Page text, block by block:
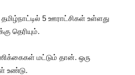
5 ஊராட்சிகள் உள்ளது
தெரியும்.
மட்டும் தான். ஒரு
உண்டு.